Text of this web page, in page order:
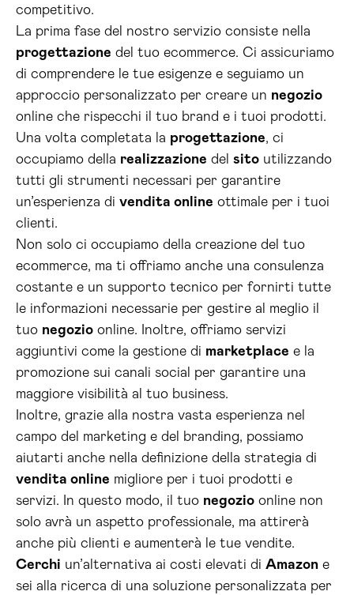
competitivo.
La prima fase del nostro servizio consiste nella
progettazione del tuo ecommerce. Ci assicuriamo
di comprendere le tue esigenze e seguiamo un
approccio personalizzato per creare un negozio
online che rispecchi il tuo brand e i tuoi prodotti.
Una volta completata la progettazione, ci
occupiamo della realizzazione del sito utilizzando
tutti gli strumenti necessari per garantire
un’esperienza di vendita online ottimale per i tuoi
clienti.
Non solo ci occupiamo della creazione del tuo
ecommerce, ma ti offriamo anche una consulenza
costante e un supporto tecnico per fornirti tutte
le informazioni necessarie per gestire al meglio il
tuo negozio online. Inoltre, offriamo servizi
aggiuntivi come la gestione di marketplace e la
promozione sui canali social per garantire una
maggiore visibilità al tuo business.
Inoltre, grazie alla nostra vasta esperienza nel
campo del marketing e del branding, possiamo
aiutarti anche nella definizione della strategia di
vendita online migliore per i tuoi prodotti e
servizi. In questo modo, il tuo negozio online non
solo avrà un aspetto professionale, ma attirerà
anche più clienti e aumenterà le tue vendite.
Cerchi un’alternativa ai costi elevati di Amazon e
sei alla ricerca di una soluzione personalizzata per